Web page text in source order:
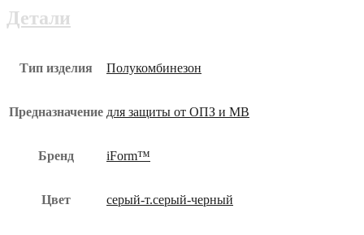
Детали
Тип изделия Полукомбинезон
Предназначение для защиты от ОПЗ и МВ
Бренд iForm™
Цвет серый-т.серый-черный